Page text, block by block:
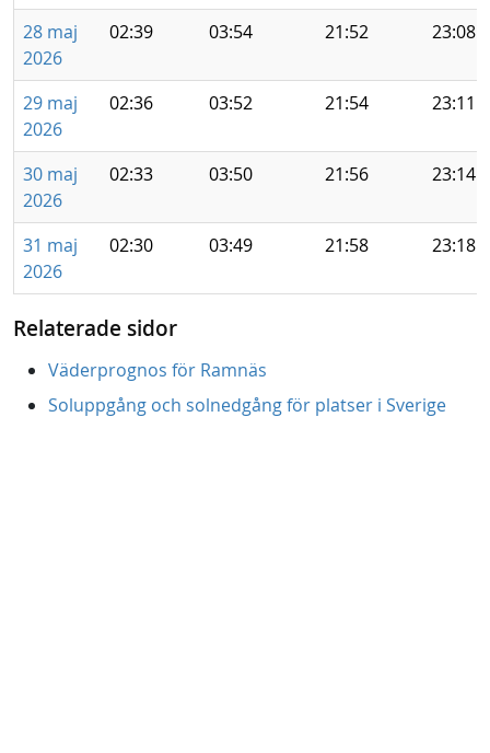
28 maj
2026
02:39 03:54 21:52 23:08
29 maj
2026
02:36 03:52 21:54 23:11
30 maj
2026
02:33 03:50 21:56 23:14
31 maj
2026
02:30 03:49 21:58 23:18
Relaterade sidor
Väderprognos för Ramnäs
Soluppgång och solnedgång för platser i Sverige